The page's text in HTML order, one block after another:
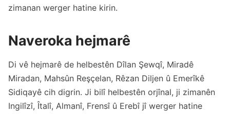
zimanan werger hatine kirin.
Naveroka hejmarê
Di vê hejmarê de helbestên Dîlan Şewqî, Miradê
Miradan, Mahsûn Reşçelan, Rêzan Diljen û Emerîkê
Sidiqayê cih digrin. Ji bilî helbestên orjînal, ji zimanên
Ingilîzî, Îtalî, Almanî, Frensî û Erebî jî werger hatine